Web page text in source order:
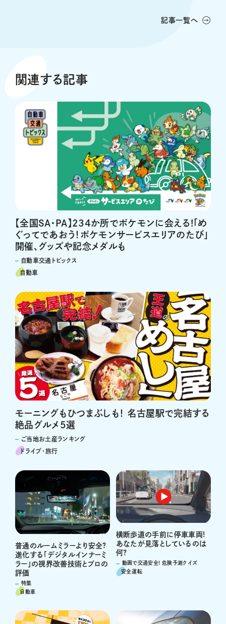
記事一覧へ
関連する記事
【全国SA・PA】234か所でポケモンに会える!「め
ぐってであおう！ポケモンサービスエリアのたび」
開催、グッズや記念メダルも
自動車交通トピックス
自動車
モーニングもひつまぶしも！ 名古屋駅で完結する
絶品グルメ5選
ご当地お土産ランキング
ドライブ･旅行
普通のルームミラーより安全?
進化する「デジタルインナーミ
ラー」の視界改善技術とプロの
評価
特集
自動車
横断歩道の手前に停車車両!
あなたが見落としているのは
何?
動画で交通安全! 危険予測クイズ
安全運転